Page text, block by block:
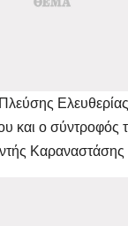
και ο σύντροφός
Καραναστάσης